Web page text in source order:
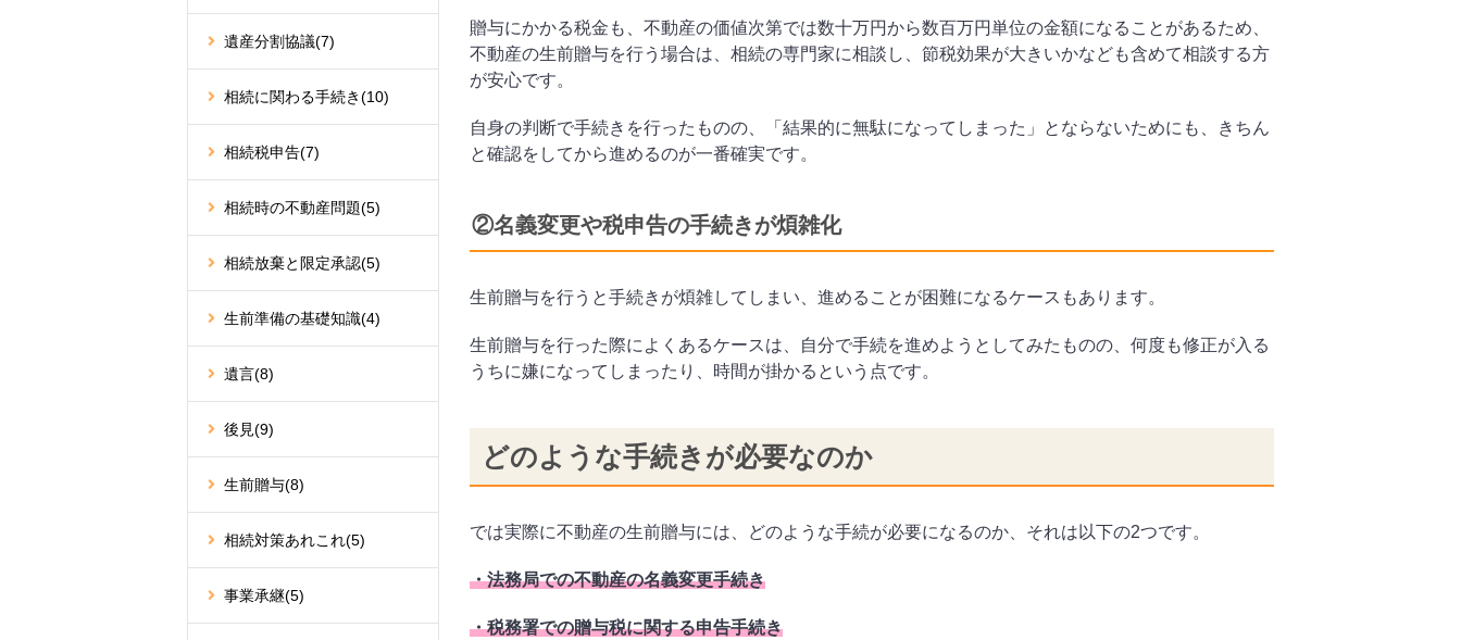
贈与にかかる税金も、不動産の価値次第では数十万円から数百万円単位の金額になることがあるため、
不動産の生前贈与を行う場合は、相続の専門家に相談し、節税効果が大きいかなども含めて相談する方
が安心です。
自身の判断で手続きを行ったものの、「結果的に無駄になってしまった」とならないためにも、きちん
と確認をしてから進めるのが一番確実です。
②名義変更や税申告の手続きが煩雑化
生前贈与を行うと手続きが煩雑してしまい、進めることが困難になるケースもあります。
生前贈与を行った際によくあるケースは、自分で手続を進めようとしてみたものの、何度も修正が入る
うちに嫌になってしまったり、時間が掛かるという点です。
どのような手続きが必要なのか
では実際に不動産の生前贈与には、どのような手続が必要になるのか、それは以下の2つです。
・法務局での不動産の名義変更手続き
・税務署での贈与税に関する申告手続き
遺産分割協議(7)
相続に関わる手続き(10)
相続税申告(7)
相続時の不動産問題(5)
相続放棄と限定承認(5)
生前準備の基礎知識(4)
遺言(8)
後見(9)
生前贈与(8)
相続対策あれこれ(5)
事業承継(5)